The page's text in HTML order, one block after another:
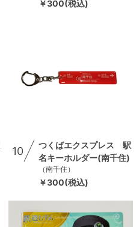
￥300(税込)
10
つくばエクスプレス 駅
名キーホルダー(南千住)
（南千住）
￥300(税込)